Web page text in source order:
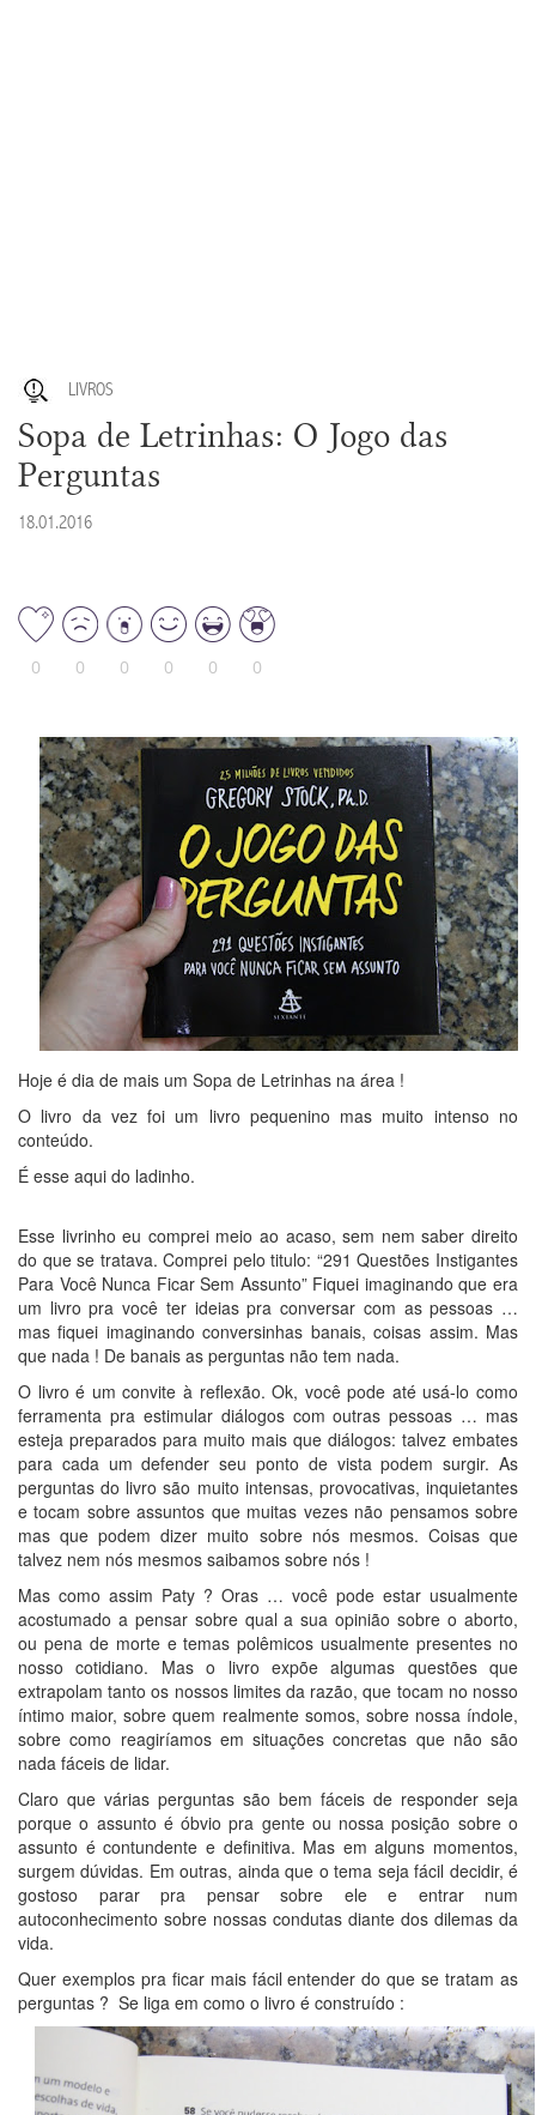
LIVROS
Sopa de Letrinhas: O Jogo das
Perguntas
18.01.2016
0 0 0 0 0 0
Hoje é dia de mais um Sopa de Letrinhas na área !
O livro da vez foi um livro pequenino mas muito intenso no
conteúdo.
É esse aqui do ladinho.
Esse livrinho eu comprei meio ao acaso, sem nem saber direito
do que se tratava. Comprei pelo titulo: “291 Questões Instigantes
Para Você Nunca Ficar Sem Assunto” Fiquei imaginando que era
um livro pra você ter ideias pra conversar com as pessoas …
mas fiquei imaginando conversinhas banais, coisas assim. Mas
que nada ! De banais as perguntas não tem nada.
O livro é um convite à reflexão. Ok, você pode até usá-lo como
ferramenta pra estimular diálogos com outras pessoas … mas
esteja preparados para muito mais que diálogos: talvez embates
para cada um defender seu ponto de vista podem surgir. As
perguntas do livro são muito intensas, provocativas, inquietantes
e tocam sobre assuntos que muitas vezes não pensamos sobre
mas que podem dizer muito sobre nós mesmos. Coisas que
talvez nem nós mesmos saibamos sobre nós !
Mas como assim Paty ? Oras … você pode estar usualmente
acostumado a pensar sobre qual a sua opinião sobre o aborto,
ou pena de morte e temas polêmicos usualmente presentes no
nosso cotidiano. Mas o livro expõe algumas questões que
extrapolam tanto os nossos limites da razão, que tocam no nosso
íntimo maior, sobre quem realmente somos, sobre nossa índole,
sobre como reagiríamos em situações concretas que não são
nada fáceis de lidar.
Claro que várias perguntas são bem fáceis de responder seja
porque o assunto é óbvio pra gente ou nossa posição sobre o
assunto é contundente e definitiva. Mas em alguns momentos,
surgem dúvidas. Em outras, ainda que o tema seja fácil decidir, é
gostoso parar pra pensar sobre ele e entrar num
autoconhecimento sobre nossas condutas diante dos dilemas da
vida.
Quer exemplos pra ficar mais fácil entender do que se tratam as
perguntas ? Se liga em como o livro é construído :